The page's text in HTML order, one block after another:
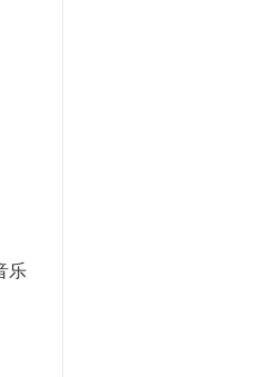
乐